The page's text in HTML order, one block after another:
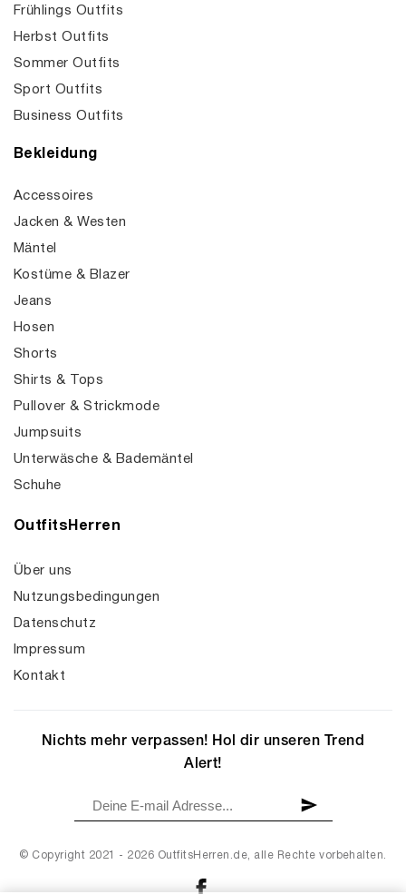
Frühlings Outfits
Herbst Outfits
Sommer Outfits
Sport Outfits
Business Outfits
Bekleidung
Accessoires
Jacken & Westen
Mäntel
Kostüme & Blazer
Jeans
Hosen
Shorts
Shirts & Tops
Pullover & Strickmode
Jumpsuits
Unterwäsche & Bademäntel
Schuhe
OutfitsHerren
Über uns
Nutzungsbedingungen
Datenschutz
Impressum
Kontakt
© Copyright 2021 - 2026 OutfitsHerren.de, alle Rechte vorbehalten.
Nichts mehr verpassen! Hol dir unseren Trend
Alert!